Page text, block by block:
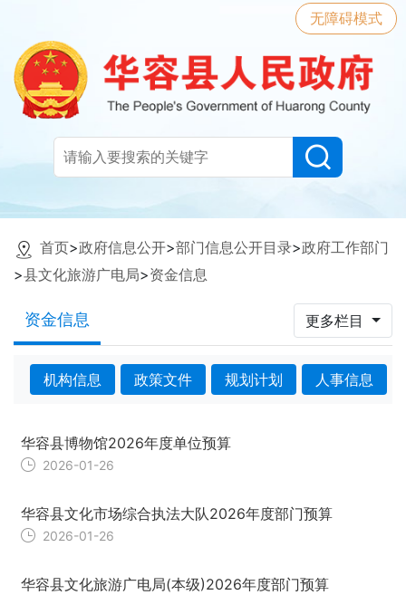
无障碍模式
首页>政府信息公开>部门信息公开目录>政府工作部门
>县文化旅游广电局>资金信息
资金信息 更多栏目
机构信息 政策文件 规划计划 人事信息
华容县博物馆2026年度单位预算
2026-01-26
华容县文化市场综合执法大队2026年度部门预算
2026-01-26
华容县文化旅游广电局(本级)2026年度部门预算